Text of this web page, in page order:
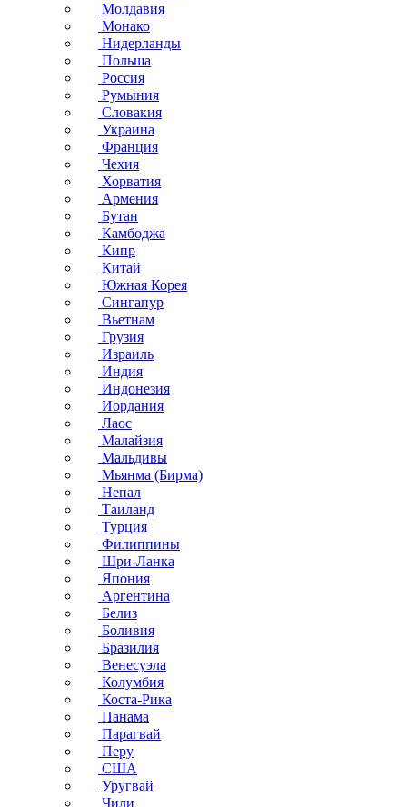
Молдавия
Монако
Нидерланды
Польша
Россия
Румыния
Словакия
Украина
Франция
Чехия
Хорватия
Армения
Бутан
Камбоджа
Кипр
Китай
Южная Корея
Сингапур
Вьетнам
Грузия
Израиль
Индия
Индонезия
Иордания
Лаос
Малайзия
Мальдивы
Мьянма (Бирма)
Непал
Таиланд
Турция
Филиппины
Шри-Ланка
Япония
Аргентина
Белиз
Боливия
Бразилия
Венесуэла
Колумбия
Коста-Рика
Панама
Парагвай
Перу
США
Уругвай
Чили